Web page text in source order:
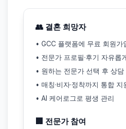
👥 결혼 희망자
• GCC 플랫폼에 무료 회원가
• 전문가 프로필·후기 자유롭
• 원하는 전문가 선택 후 상담
• 매칭·비자·정착까지 통합 지
• AI 케어로그로 평생 관리
🏢 전문가 참여